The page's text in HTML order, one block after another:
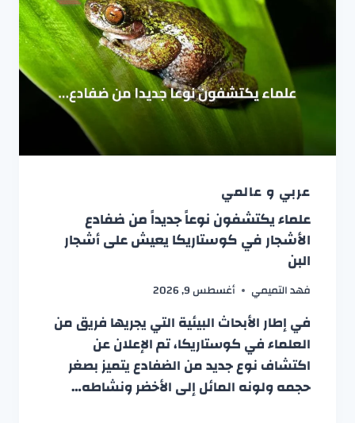
عربي و عالمي
علماء يكتشفون نوعاً جديداً من ضفادع
الأشجار في كوستاريكا يعيش على أشجار
البن
فهد التميمي أغسطس 9, 2026
في إطار الأبحاث البيئية التي يجريها فريق من
العلماء في كوستاريكا، تم الإعلان عن
اكتشاف نوع جديد من الضفادع يتميز بصغر
حجمه ولونه المائل إلى الأخضر ونشاطه…